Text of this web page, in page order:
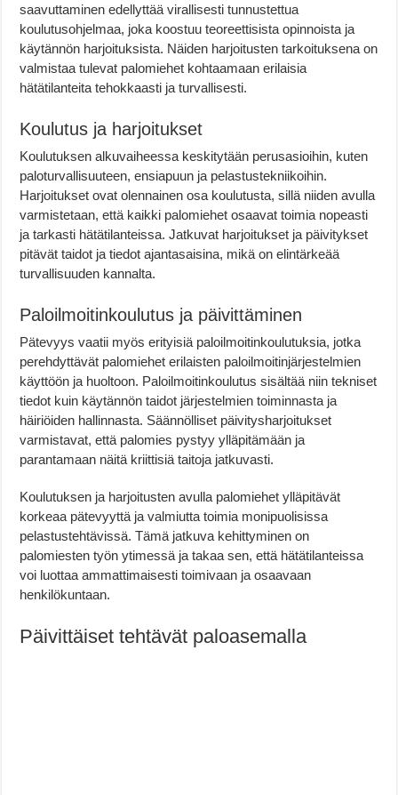
saavuttaminen edellyttää virallisesti tunnustettua
koulutusohjelmaa, joka koostuu teoreettisista opinnoista ja
käytännön harjoituksista. Näiden harjoitusten tarkoituksena on
valmistaa tulevat palomiehet kohtaamaan erilaisia
hätätilanteita tehokkaasti ja turvallisesti.
Koulutus ja harjoitukset
Koulutuksen alkuvaiheessa keskitytään perusasioihin, kuten
paloturvallisuuteen, ensiapuun ja pelastustekniikoihin.
Harjoitukset ovat olennainen osa koulutusta, sillä niiden avulla
varmistetaan, että kaikki palomiehet osaavat toimia nopeasti
ja tarkasti hätätilanteissa. Jatkuvat harjoitukset ja päivitykset
pitävät taidot ja tiedot ajantasaisina, mikä on elintärkeää
turvallisuuden kannalta.
Paloilmoitinkoulutus ja päivittäminen
Pätevyys vaatii myös erityisiä paloilmoitinkoulutuksia, jotka
perehdyttävät palomiehet erilaisten paloilmoitinjärjestelmien
käyttöön ja huoltoon. Paloilmoitinkoulutus sisältää niin tekniset
tiedot kuin käytännön taidot järjestelmien toiminnasta ja
häiriöiden hallinnasta. Säännölliset päivitysharjoitukset
varmistavat, että palomies pystyy ylläpitämään ja
parantamaan näitä kriittisiä taitoja jatkuvasti.
Koulutuksen ja harjoitusten avulla palomiehet ylläpitävät
korkeaa pätevyyttä ja valmiutta toimia monipuolisissa
pelastustehtävissä. Tämä jatkuva kehittyminen on
palomiesten työn ytimessä ja takaa sen, että hätätilanteissa
voi luottaa ammattimaisesti toimivaan ja osaavaan
henkilökuntaan.
Päivittäiset tehtävät paloasemalla